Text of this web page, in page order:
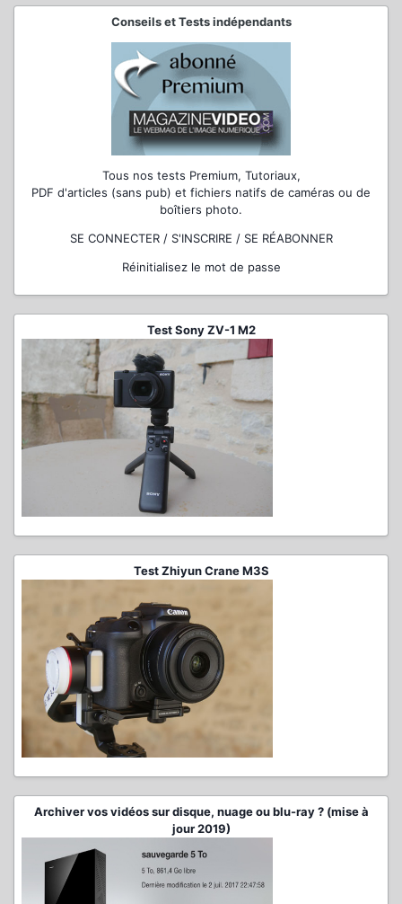
Conseils et Tests indépendants
Tous nos tests Premium, Tutoriaux,
PDF d'articles (sans pub) et fichiers natifs de caméras ou de
boîtiers photo.
SE CONNECTER / S'INSCRIRE / SE RÉABONNER
Réinitialisez le mot de passe
Test Sony ZV-1 M2
Test Zhiyun Crane M3S
Archiver vos vidéos sur disque, nuage ou blu-ray ? (mise à
jour 2019)